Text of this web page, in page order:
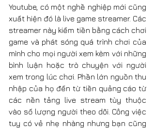
Youtube, có một nghề nghiệp mới cũng
xuất hiện đó là live game streamer. Các
streamer này kiếm tiền bằng cách chơi
game và phát sóng quá trình chơi của
mình cho mọi người xem kèm với những
bình luận hoặc trò chuyện với người
xem trong lúc chơi. Phần lớn nguồn thu
nhập của họ đến từ tiền quảng cáo từ
các nền tảng live stream tùy thuộc
vào số lượng người theo dõi. Công việc
tuy có vẻ nhẹ nhàng nhưng bạn cũng